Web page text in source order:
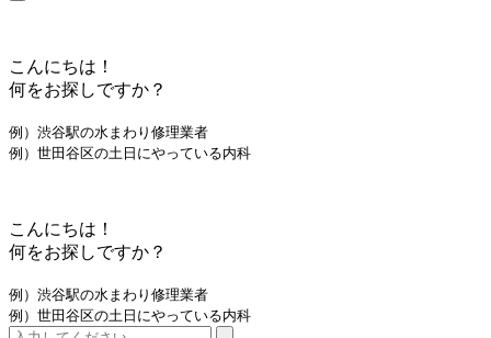
こんにちは！
何をお探しですか？
例）渋谷駅の水まわり修理業者
例）世田谷区の土日にやっている内科
こんにちは！
何をお探しですか？
例）渋谷駅の水まわり修理業者
例）世田谷区の土日にやっている内科